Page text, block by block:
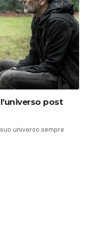
post
universo sempre